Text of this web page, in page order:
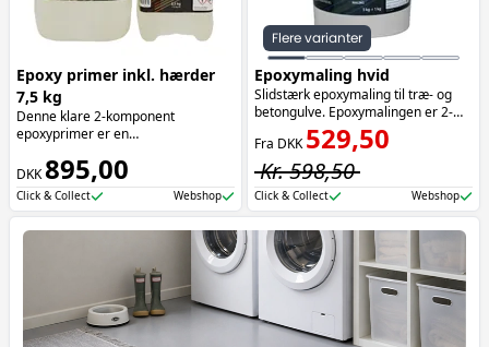
Epoxy primer inkl. hærder
7,5 kg
Denne klare 2-komponent
epoxyprimer er en
sikrer optimal vedhæftning og
styrker både nye og tidligere
behandlede overflader. Den
trænger effektivt ned i underlaget,
mætter overfladen og skaber et
DKK895,00
Click & Collect Webshop
Flere varianter
Epoxymaling hvid
Slidstærk epoxymaling til træ- og
betongulve. Epoxymalingen er 2-
komponent og vandbaseret. Farve:
RAL 9010.
Fra DKK529,50
Kr. 598,50
Click & Collect Webshop